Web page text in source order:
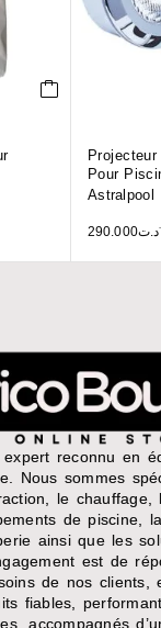
Projecteur
Pour
Astralpool
د.ت290.000
reconnu en
Nous sommes
le chauffage,
de piscine, la
ainsi que les
est de
de nos clients,
fiables,
accompagnés